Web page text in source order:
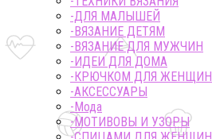
-ДЛЯ МАЛЫШЕЙ
-ВЯЗАНИЕ ДЕТЯМ
-ВЯЗАНИЕ ДЛЯ МУЖЧИН
-ИДЕИ ДЛЯ ДОМА
-КРЮЧКОМ ДЛЯ ЖЕНЩИН
-AКСЕССУАРЫ
-Мода
-МОТИВОВЫ И УЗОРЫ